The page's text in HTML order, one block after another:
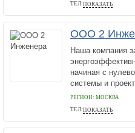
ТЕЛ:ПОКАЗАТЬ
+79606111575
ООО 2
Наша компания
начиная с
системы и
РЕГИОН: МОСКВА
ТЕЛ:ПОКАЗАТЬ
+7 (495) 740 20 90